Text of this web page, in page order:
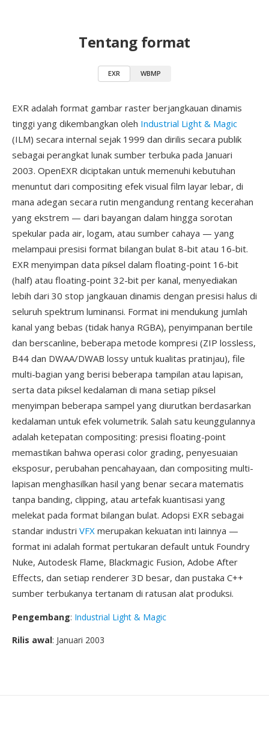
Tentang format
EXR WBMP
EXR adalah format gambar raster berjangkauan dinamis
tinggi yang dikembangkan oleh Industrial Light & Magic
(ILM) secara internal sejak 1999 dan dirilis secara publik
sebagai perangkat lunak sumber terbuka pada Januari
2003. OpenEXR diciptakan untuk memenuhi kebutuhan
menuntut dari compositing efek visual film layar lebar, di
mana adegan secara rutin mengandung rentang kecerahan
yang ekstrem — dari bayangan dalam hingga sorotan
spekular pada air, logam, atau sumber cahaya — yang
melampaui presisi format bilangan bulat 8-bit atau 16-bit.
EXR menyimpan data piksel dalam floating-point 16-bit
(half) atau floating-point 32-bit per kanal, menyediakan
lebih dari 30 stop jangkauan dinamis dengan presisi halus di
seluruh spektrum luminansi. Format ini mendukung jumlah
kanal yang bebas (tidak hanya RGBA), penyimpanan bertile
dan berscanline, beberapa metode kompresi (ZIP lossless,
B44 dan DWAA/DWAB lossy untuk kualitas pratinjau), file
multi-bagian yang berisi beberapa tampilan atau lapisan,
serta data piksel kedalaman di mana setiap piksel
menyimpan beberapa sampel yang diurutkan berdasarkan
kedalaman untuk efek volumetrik. Salah satu keunggulannya
adalah ketepatan compositing: presisi floating-point
memastikan bahwa operasi color grading, penyesuaian
eksposur, perubahan pencahayaan, dan compositing multi-
lapisan menghasilkan hasil yang benar secara matematis
tanpa banding, clipping, atau artefak kuantisasi yang
melekat pada format bilangan bulat. Adopsi EXR sebagai
standar industri VFX merupakan kekuatan inti lainnya —
format ini adalah format pertukaran default untuk Foundry
Nuke, Autodesk Flame, Blackmagic Fusion, Adobe After
Effects, dan setiap renderer 3D besar, dan pustaka C++
sumber terbukanya tertanam di ratusan alat produksi.
Pengembang: Industrial Light & Magic
Rilis awal: Januari 2003